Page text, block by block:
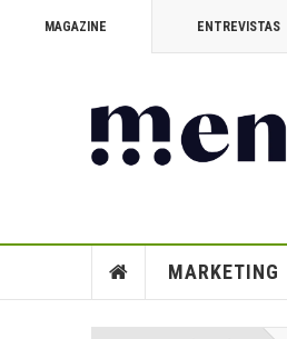
MAGAZINE ENTREVISTAS
MARKETING